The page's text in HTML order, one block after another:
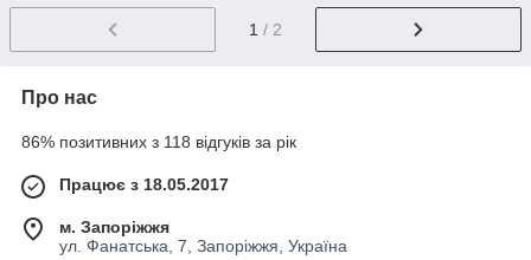
1 / 2
Про нас
86% позитивних з 118 відгуків за рік
Працює з 18.05.2017
м. Запоріжжя
ул. Фанатська, 7, Запоріжжя, Україна